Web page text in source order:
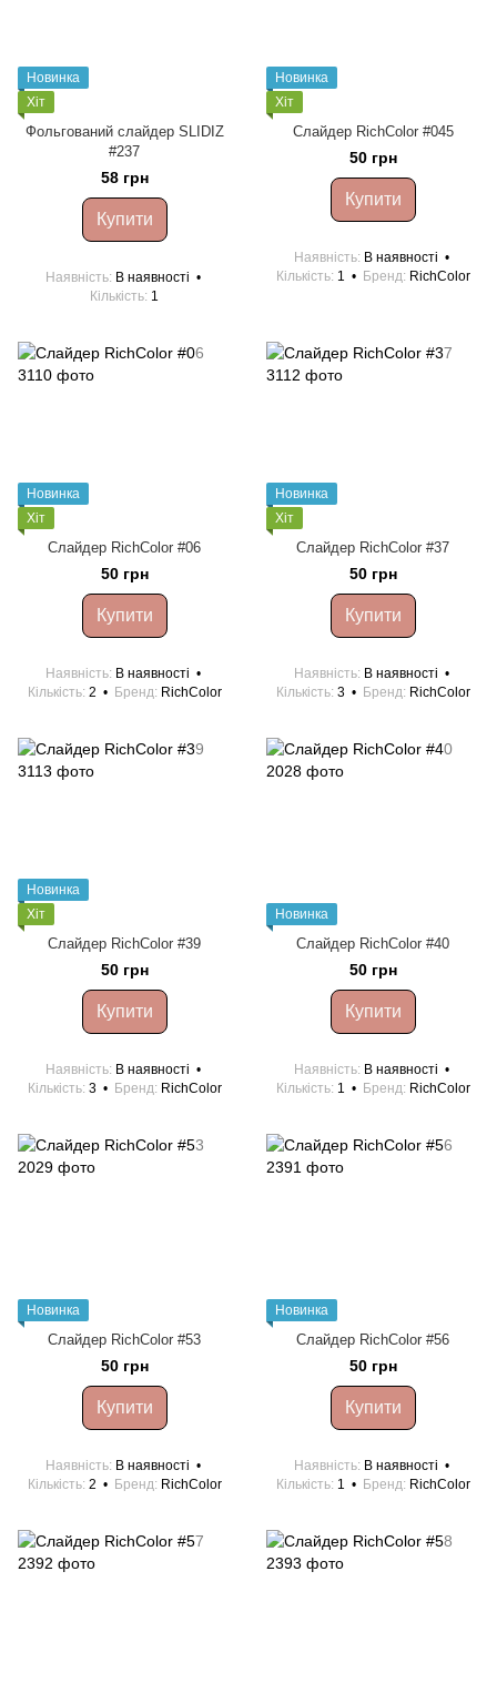
Новинка
Хіт
Фольгований слайдер SLIDIZ
#237
58 грн
Купити
Наявність
В наявності
Кількість 1
Новинка
Хіт
Cлайдер RichColor #045
50 грн
Купити
Наявність
В наявності
Кількість 1 Бренд RichColor
Новинка
Хіт
Cлайдер RichColor #06
50 грн
Купити
Наявність
В наявності
Кількість 2 Бренд RichColor
Новинка
Хіт
Cлайдер RichColor #37
50 грн
Купити
Наявність
В наявності
Кількість 3 Бренд RichColor
Новинка
Хіт
Cлайдер RichColor #39
50 грн
Купити
Наявність В наявності
Кількість 3 Бренд RichColor
Новинка
Cлайдер RichColor #40
50 грн
Купити
Наявність В наявності
Кількість 1 Бренд RichColor
Новинка
Cлайдер RichColor #53
50 грн
Купити
Наявність В наявності
Кількість 2 Бренд RichColor
Новинка
Слайдер RichColor #56
50 грн
Купити
Наявність В наявності
Кількість 1 Бренд RichColor